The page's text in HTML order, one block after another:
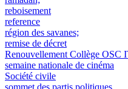
reboisement
reference
région des savanes;
remise de décret
Renouvellement Collège OSC
semaine nationale de cinéma
Société civile
sommet des partis politiques